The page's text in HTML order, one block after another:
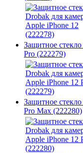
Защитное
Pro (222279)
Защитное
Pro Max (222280)